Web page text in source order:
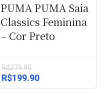
PUMA PUMA Saia
Classics Feminina
– Cor Preto
R$279.90
O
preço
R$199.90O
preço